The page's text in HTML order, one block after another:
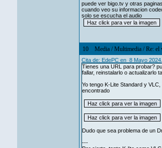
puede ver bigo.tv y otras
cuando veo su informacion
solo se escucha el audio
10 Media /Multimedia /Re: el
Cita de: EdePC en 8 Mayo
Tienes una URL para probar?
fallar, reinstalarlo o actualizarlo
Yo tengo K-Lite Standard y
encontrado
Dudo que sea problema de un
---